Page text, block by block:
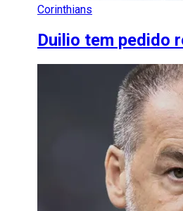
Corinthians
Duilio tem pedido